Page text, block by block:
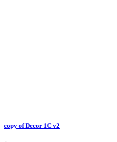
copy of Decor 1C v2